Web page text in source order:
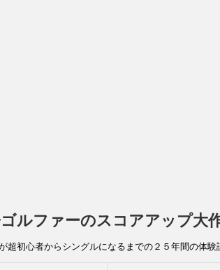
ルファーのスコアアップ大
超初心者からシングルになるまでの２５年間の体